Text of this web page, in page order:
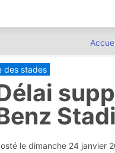
des stades
le dimanche 24 janvier